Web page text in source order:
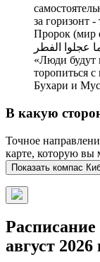
за горизонт
Пророк (мир
عجلوا الفطر
«Люди будут
торопиться
Бухари и
В какую
Точное
карте, которую вы
Показать компас
август 2026